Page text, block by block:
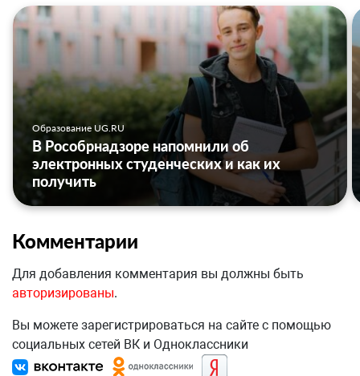
Образование UG.RU
В Рособрнадзоре напомнили об
электронных студенческих и как их
получить
Комментарии
Для добавления комментария вы должны быть
авторизированы.
Вы можете зарегистрироваться на сайте с помощью
социальных сетей ВК и Одноклассники